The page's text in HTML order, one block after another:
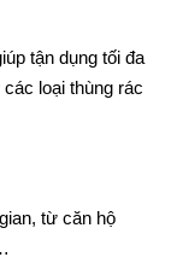
tận dụng tối đa
loại thùng rác
từ căn hộ